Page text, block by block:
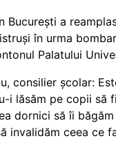
București a
în urma
Palatului
consilier școlar:
i lăsăm pe copii să
dornici să îi
invalidăm ceea ce